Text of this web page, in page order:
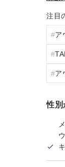
注目
ア
ア
性別